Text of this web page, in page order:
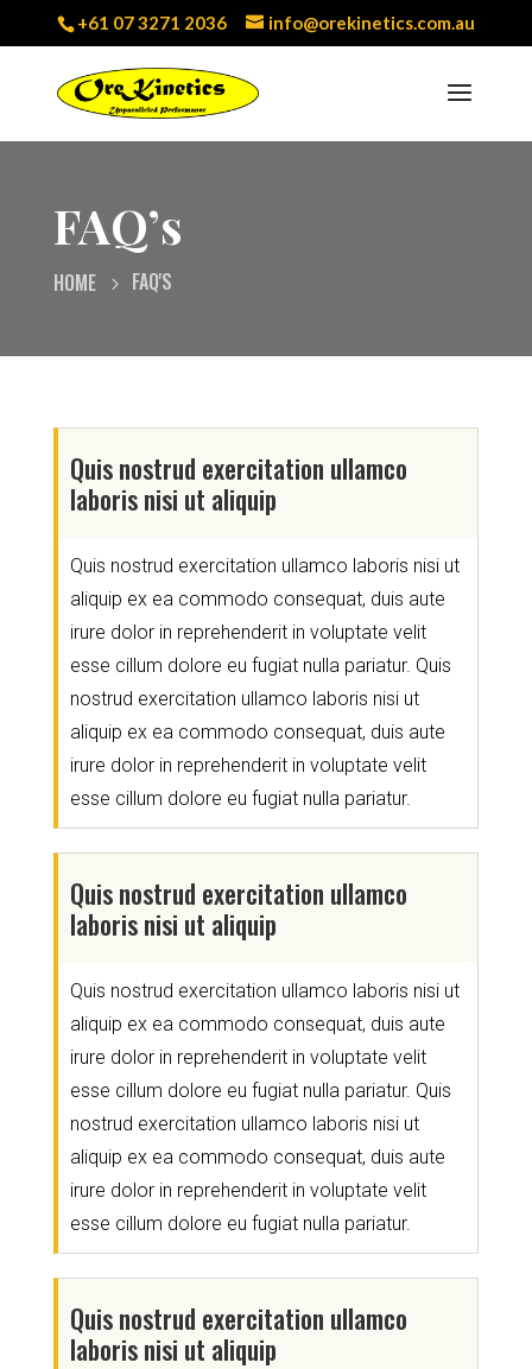
+61 07 3271 2036 info@orekinetics.com.au
FAQ’s
HOME FAQ'S
Quis nostrud exercitation ullamco
laboris nisi ut aliquip
Quis nostrud exercitation ullamco laboris nisi ut
aliquip ex ea commodo consequat, duis aute
irure dolor in reprehenderit in voluptate velit
esse cillum dolore eu fugiat nulla pariatur. Quis
nostrud exercitation ullamco laboris nisi ut
aliquip ex ea commodo consequat, duis aute
irure dolor in reprehenderit in voluptate velit
esse cillum dolore eu fugiat nulla pariatur.
Quis nostrud exercitation ullamco
laboris nisi ut aliquip
Quis nostrud exercitation ullamco laboris nisi ut
aliquip ex ea commodo consequat, duis aute
irure dolor in reprehenderit in voluptate velit
esse cillum dolore eu fugiat nulla pariatur. Quis
nostrud exercitation ullamco laboris nisi ut
aliquip ex ea commodo consequat, duis aute
irure dolor in reprehenderit in voluptate velit
esse cillum dolore eu fugiat nulla pariatur.
Quis nostrud exercitation ullamco
laboris nisi ut aliquip